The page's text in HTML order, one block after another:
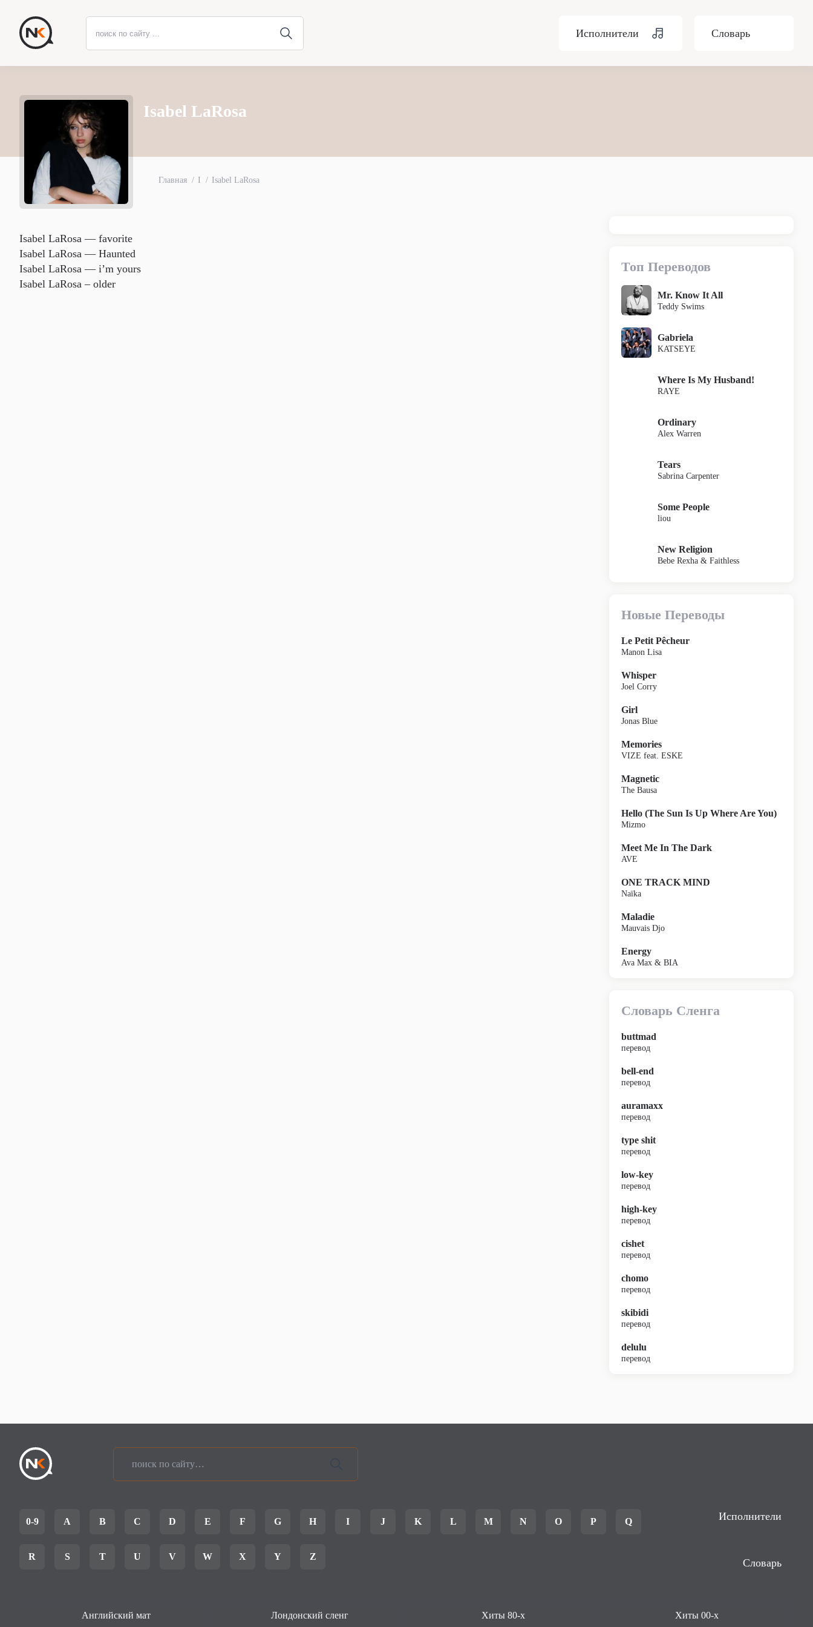
Исполнители Словарь
Isabel LaRosa
Главная I Isabel LaRosa
Isabel LaRosa — ​favorite
Isabel LaRosa — Haunted
Isabel LaRosa — i’m yours
Isabel LaRosa – older
Топ Переводов
Mr. Know It All
Teddy Swims
Gabriela
KATSEYE
Where Is My Husband!
RAYE
Ordinary
Alex Warren
Tears
Sabrina Carpenter
Some People
liou
New Religion
Bebe Rexha & Faithless
Новые Переводы
Le Petit Pêcheur
Manon Lisa
Whisper
Joel Corry
Girl
Jonas Blue
Memories
VIZE feat. ESKE
Magnetic
The Bausa
Hello (The Sun Is Up Where Are You)
Mizmo
Meet Me In The Dark
AVE
ONE TRACK MIND
Naïka
Maladie
Mauvais Djo
Energy
Ava Max & BIA
Словарь Сленга
buttmad
перевод
bell-end
перевод
auramaxx
перевод
type shit
перевод
low-key
перевод
high-key
перевод
cishet
перевод
chomo
перевод
skibidi
перевод
delulu
перевод
0-9 A B C D E F G H I J K L M N O P Q
R S T U V W X Y Z
Исполнители
Словарь
Английский мат Лондонский сленг Хиты 80-х Хиты 00-х